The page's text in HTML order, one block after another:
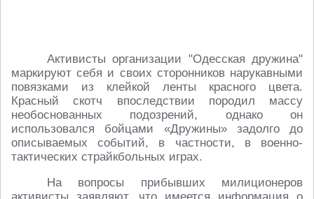
Активисты организации "Одесская дружина"
маркируют себя и своих сторонников нарукавными
повязками из клейкой ленты красного цвета.
Красный скотч впоследствии породил массу
необоснованных подозрений, однако он
использовался бойцами «Дружины» задолго до
описываемых событий, в частности, в военно-
тактических страйкбольных играх.
На вопросы прибывших милиционеров